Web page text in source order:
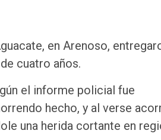
en Arenoso,
cuatro años.
el informe policial fue
hecho, y al verse
una herida cortante en